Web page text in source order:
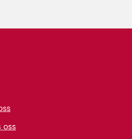
oss